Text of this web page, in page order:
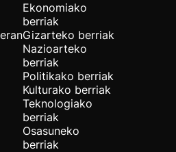
Ekonomiako
berriak
Gizarteko berriak
Nazioarteko
berriak
Politikako berriak
Kulturako berriak
Teknologiako
berriak
Osasuneko
berriak